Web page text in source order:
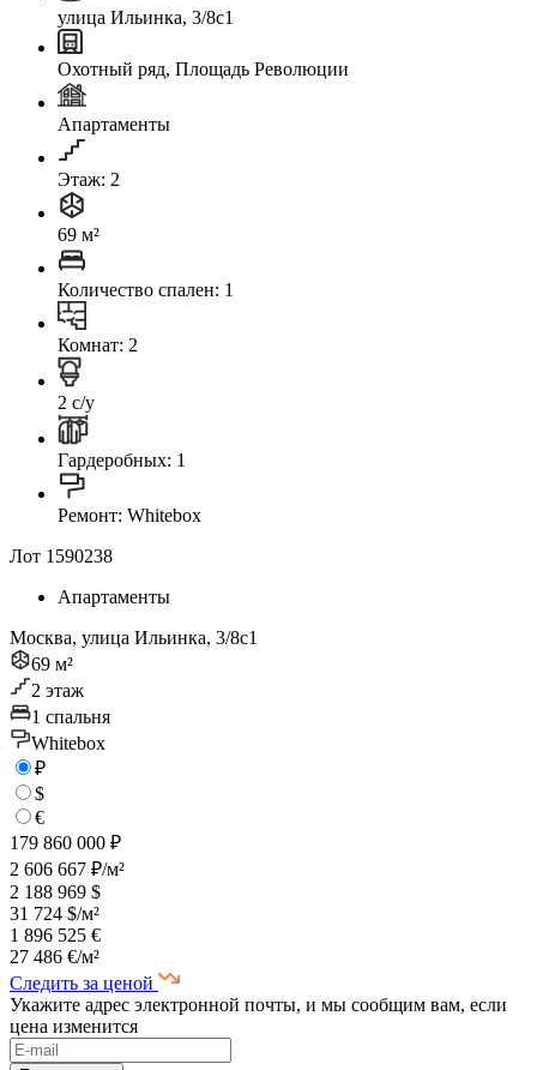
улица Ильинка, 3/8с1
Охотный ряд, Площадь Революции
Апартаменты
Этаж: 2
69 м²
Количество спален: 1
Комнат: 2
2 с/у
Гардеробных: 1
Ремонт: Whitebox
Лот 1590238
Апартаменты
Москва, улица Ильинка, 3/8с1
69 м²
2 этаж
1 спальня
Whitebox
₽
$
€
179 860 000 ₽
2 606 667 ₽/м²
2 188 969 $
31 724 $/м²
1 896 525 €
27 486 €/м²
Следить за ценой
Укажите адрес электронной почты, и мы сообщим вам, если
цена изменится